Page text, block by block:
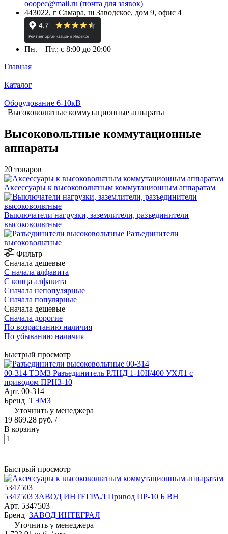
ooopec@mail.ru (почта для заявок)
443022, г Самара, ш Заводское, дом 9, офис 4
Пн. – Пт.: с 8:00 до 20:00
Главная
Каталог
Оборудование 6-10кВ
Высоковольтные коммутационные аппараты
Высоковольтные коммутационные
аппараты
20 товаров
Аксессуары к высоковольтным коммутационным аппаратам
Выключатели нагрузки, заземлители, разъединители
высоковольтные
Разъединители
высоковольтные
Фильтр
Сначала дешевые
С начала алфавита
С конца алфавита
Сначала непопулярные
Сначала популярные
Сначала дешевые
Сначала дорогие
По возрастанию наличия
По убыванию наличия
Быстрый просмотр
00-314 ТЭМЗ Разъединитель РЛНД 1-10II/400 УХЛ1 с
приводом ПРНЗ-10
Арт. 00-314
Бренд ТЭМЗ
Уточнить у менеджера
19 869.28 руб. /
В корзину
Быстрый просмотр
5347503 ЗАВОД ИНТЕГРАЛ Привод ПР-10 Б ВН
Арт. 5347503
Бренд ЗАВОД ИНТЕГРАЛ
Уточнить у менеджера